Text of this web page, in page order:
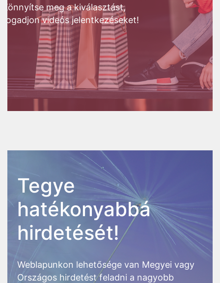
Könnyítse meg a kiválasztást,
fogadjon videós jelentkezéseket!
Tegye
hatékonyabbá
hirdetését!
Weblapunkon lehetősége van Megyei vagy
Országos hirdetést feladni a nagyobb